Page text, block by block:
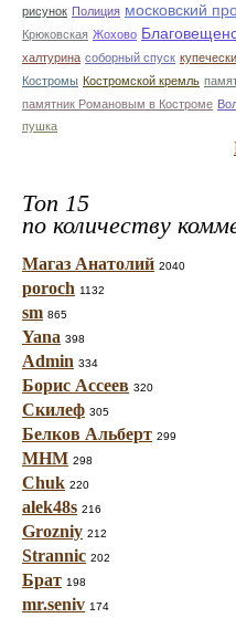
рисунок Полиция московский
Крюковская Жохово
халтурина соборный спуск
Костромы Костромской кремль
памятник Романовым в Костроме
пушка
Топ 15
по количеству
Магаз Анатолий 2040
poroch 1132
sm 865
Yana 398
Admin 334
Борис Ассеев 320
Скилеф 305
Белков Альберт 299
МНМ 298
Chuk 220
alek48s 216
Grozniy 212
Strannic 202
Брат 198
mr.seniv 174